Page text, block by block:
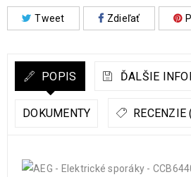
Tweet Zdieľať
POPIS ĎALŠIE
DOKUMENTY RECENZIE